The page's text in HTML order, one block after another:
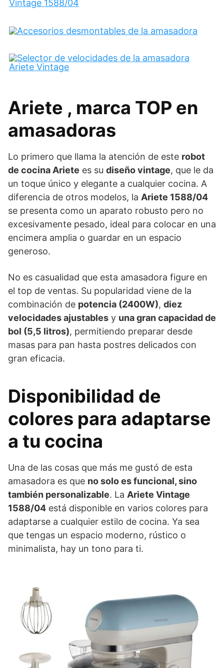
Ariete , marca TOP en
amasadoras
Lo primero que llama la atención de este robot
de cocina Ariete es su diseño vintage, que le da
un toque único y elegante a cualquier cocina. A
diferencia de otros modelos, la Ariete 1588/04
se presenta como un aparato robusto pero no
excesivamente pesado, ideal para colocar en una
encimera amplia o guardar en un espacio
generoso.
No es casualidad que esta amasadora figure en
el top de ventas. Su popularidad viene de la
combinación de potencia (2400W), diez
velocidades ajustables y una gran capacidad de
bol (5,5 litros), permitiendo preparar desde
masas para pan hasta postres delicados con
gran eficacia.
Disponibilidad de
colores para adaptarse
a tu cocina
Una de las cosas que más me gustó de esta
amasadora es que no solo es funcional, sino
también personalizable. La Ariete Vintage
1588/04 está disponible en varios colores para
adaptarse a cualquier estilo de cocina. Ya sea
que tengas un espacio moderno, rústico o
minimalista, hay un tono para ti.